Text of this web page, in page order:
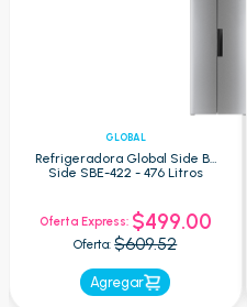
GLOBAL
Refrigeradora Global Side By
Side SBE-422 - 476 Litros
Oferta Express: $499.00
Oferta: $609.52
Agregar